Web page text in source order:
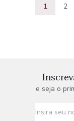
1 2
e seja o